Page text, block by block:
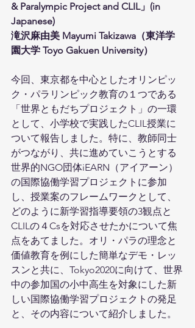
& Paralympic Project and CLIL」(in
Japanese)
滝沢麻由美 Mayumi Takizawa（東洋学
園大学 Toyo Gakuen University）
今回、東京都を中心としたオリンピッ
ク・パラリンピック教育の１つである
「世界ともだちプロジェクト」の一環
として、小学校で実践したCLIL授業に
ついて報告しました。特に、教師同士
がつながり、共に進めていこうとする
世界的NGO団体iEARN（アイアーン）
の国際協働学習プロジェクトに参加
し、授業案のフレームワークとして、
どのように新学習指導要領の3観点と
CLILの４Csを対応させたかについて焦
点をあてました。オリ・パラの理念と
価値教育を例にした簡単なデモ・レッ
スンと共に、Tokyo2020に向けて、世界
中の参加国の小中高生を対象にした新
しい国際協働学習プロジェクトの発足
と、その内容について紹介しました。